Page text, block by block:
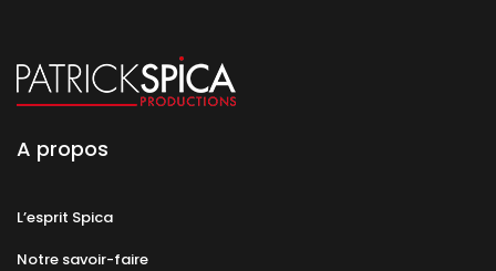
A propos
L’esprit Spica
Notre savoir-faire